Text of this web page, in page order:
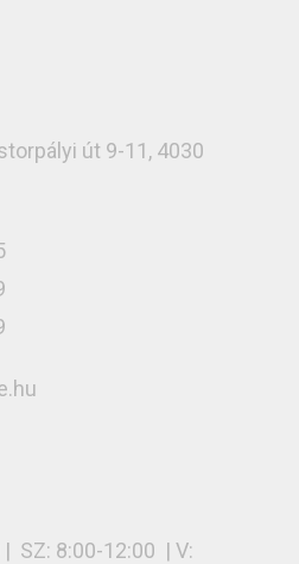
út 9-11, 4030
SZ: 8:00-12:00 | V: